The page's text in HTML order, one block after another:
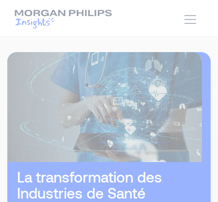
La transformation des
Industries de Santé